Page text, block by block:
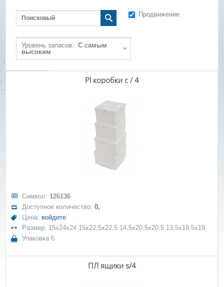
Продвижение
Уровень запасов.: С самым
высоким
Pl коробки с / 4
Символ: 126136
Доступное количество:0,
Цена: войдите
Размер: 15x24x24 15x22,5x22,5 14,5x20,5x20,5 13,5x19,5x19,
Упаковка 6
ПЛ ящики s/4